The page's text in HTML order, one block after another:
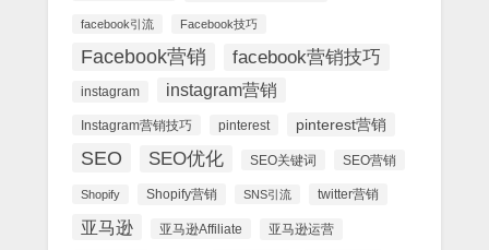
facebook引流 Facebook技巧
Facebook营销 facebook营销技巧
instagram instagram营销
Instagram营销技巧 pinterest pinterest营销
SEO SEO优化 SEO关键词 SEO营销
Shopify Shopify营销 SNS引流 twitter营销
亚马逊 亚马逊Affiliate 亚马逊运营